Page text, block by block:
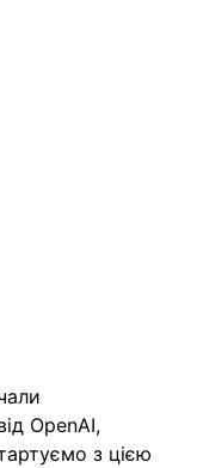
OpenAI,
з цією